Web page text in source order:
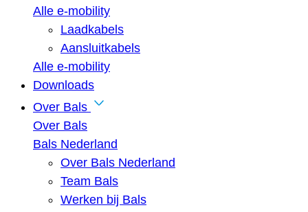
Alle e-mobility
Laadkabels
Aansluitkabels
Alle e-mobility
Downloads
Over Bals
Over Bals
Bals Nederland
Over Bals Nederland
Team Bals
Werken bij Bals